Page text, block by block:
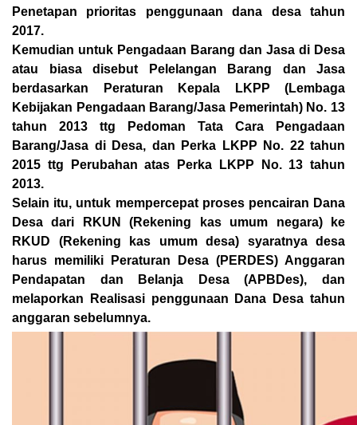
Penetapan prioritas penggunaan dana desa tahun
2017.
Kemudian untuk Pengadaan Barang dan Jasa di Desa
atau biasa disebut Pelelangan Barang dan Jasa
berdasarkan Peraturan Kepala LKPP (Lembaga
Kebijakan Pengadaan Barang/Jasa Pemerintah) No. 13
tahun 2013 ttg Pedoman Tata Cara Pengadaan
Barang/Jasa di Desa, dan Perka LKPP No. 22 tahun
2015 ttg Perubahan atas Perka LKPP No. 13 tahun
2013.
Selain itu, untuk mempercepat proses pencairan Dana
Desa dari RKUN (Rekening kas umum negara) ke
RKUD (Rekening kas umum desa) syaratnya desa
harus memiliki Peraturan Desa (PERDES) Anggaran
Pendapatan dan Belanja Desa (APBDes), dan
melaporkan Realisasi penggunaan Dana Desa tahun
anggaran sebelumnya.